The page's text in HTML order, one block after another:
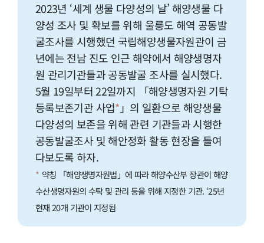
2023년 ‘세계 생물 다양성의 날’ 해양생물 다
양성 조사 및 확보를 위해 울릉도 해역 공동발
굴조사를 시행했던 국립해양생물자원관이 금
년에는 전남 진도 인근 해약에서 해양생명자
원 관리기관들과 공동발굴 조사를 실시했다.
5월 19일부터 22일까지 「해양생명자원 기탁
등록보존기관 사업* 」의 일환으로 해양생물
다양성의 보존을 위해 관련 기관들과 시행한
공동발굴조사 및 해안정화 활동 현장을 들여
다보도록 하자.
* 약칭 「해양생명자원법」에 따라 해양수산부 장관이 해양
수산생명자원의 수탁 및 관리 등을 위해 지정한 기관. ‘25년
현재 20개 기관이 지정됨